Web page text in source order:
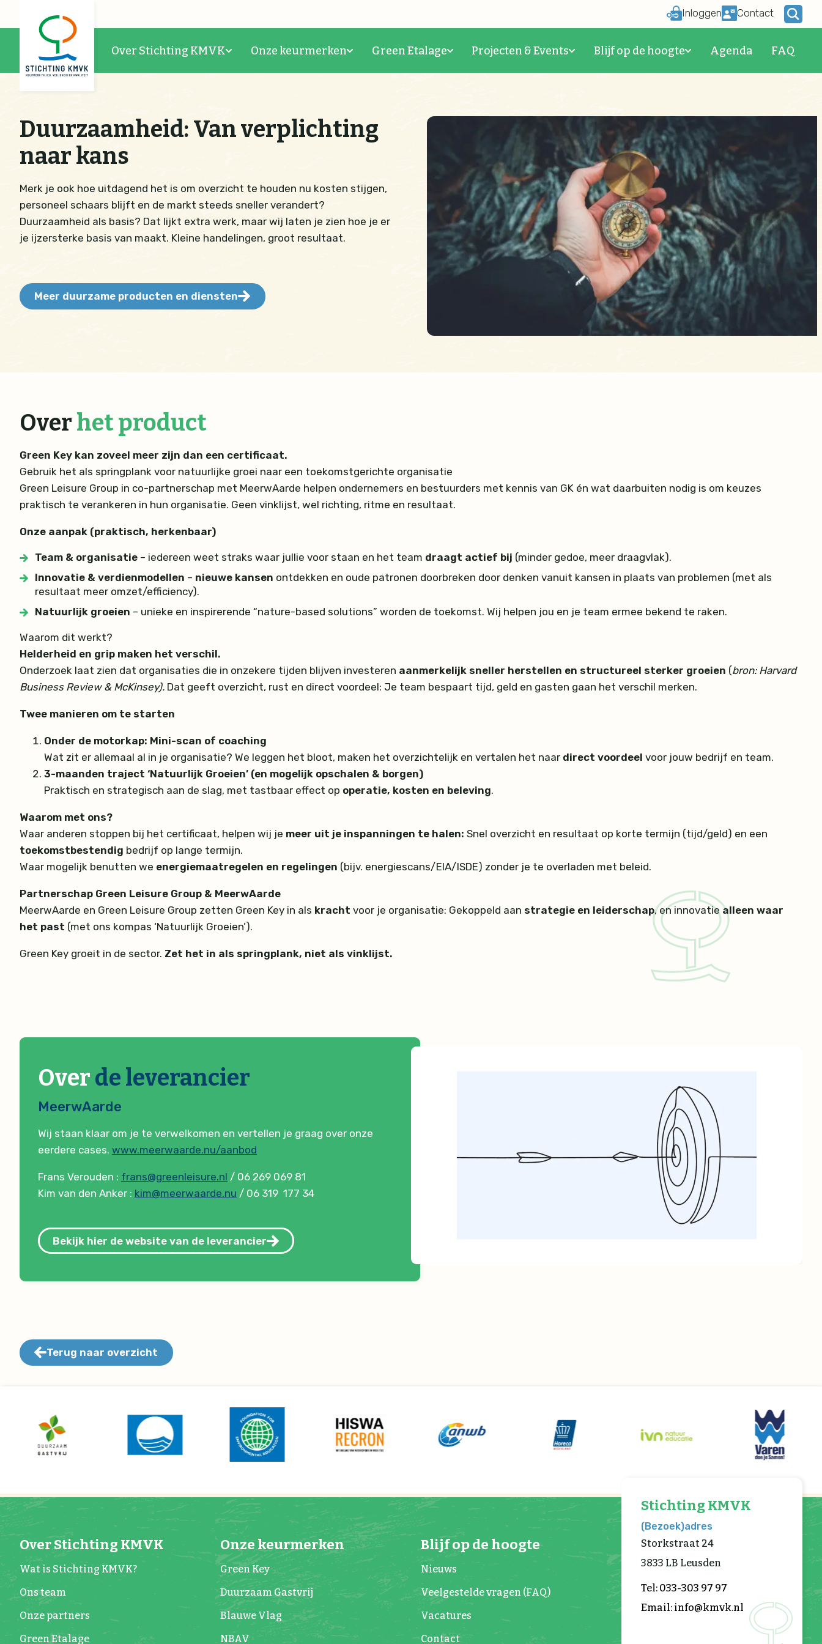
Inloggen Contact
Over Stichting KMVK Onze keurmerken Green Etalage Projecten & Events Blijf op de hoogte Agenda FAQ
Duurzaamheid: Van verplichting
naar kans
Merk je ook hoe uitdagend het is om overzicht te houden nu kosten stijgen,
personeel schaars blijft en de markt steeds sneller verandert?
Duurzaamheid als basis? Dat lijkt extra werk, maar wij laten je zien hoe je er
je ijzersterke basis van maakt. Kleine handelingen, groot resultaat.
Meer duurzame producten en diensten
Over het product
Green Key kan zoveel meer zijn dan een certificaat.
Gebruik het als springplank voor natuurlijke groei naar een toekomstgerichte organisatie
Green Leisure Group in co-partnerschap met MeerwAarde helpen ondernemers en bestuurders met kennis van GK én wat daarbuiten nodig is om keuzes
praktisch te verankeren in hun organisatie. Geen vinklijst, wel richting, ritme en resultaat.
Onze aanpak (praktisch, herkenbaar)
Team & organisatie – iedereen weet straks waar jullie voor staan en het team draagt actief bij (minder gedoe, meer draagvlak).
Innovatie & verdienmodellen – nieuwe kansen ontdekken en oude patronen doorbreken door denken vanuit kansen in plaats van problemen (met als
resultaat meer omzet/efficiency).
Natuurlijk groeien – unieke en inspirerende “nature-based solutions” worden de toekomst. Wij helpen jou en je team ermee bekend te raken.
Waarom dit werkt?
Helderheid en grip maken het verschil.
Onderzoek laat zien dat organisaties die in onzekere tijden blijven investeren aanmerkelijk sneller herstellen en structureel sterker groeien (bron: Harvard
Business Review & McKinsey). Dat geeft overzicht, rust en direct voordeel: Je team bespaart tijd, geld en gasten gaan het verschil merken.
Twee manieren om te starten
Onder de motorkap: Mini-scan of coaching
Wat zit er allemaal al in je organisatie? We leggen het bloot, maken het overzichtelijk en vertalen het naar direct voordeel voor jouw bedrijf en team.
3-maanden traject ‘Natuurlijk Groeien’ (en mogelijk opschalen & borgen)
Praktisch en strategisch aan de slag, met tastbaar effect op operatie, kosten en beleving.
Waarom met ons?
Waar anderen stoppen bij het certificaat, helpen wij je meer uit je inspanningen te halen: Snel overzicht en resultaat op korte termijn (tijd/geld) en een
toekomstbestendig bedrijf op lange termijn.
Waar mogelijk benutten we energiemaatregelen en regelingen (bijv. energiescans/EIA/ISDE) zonder je te overladen met beleid.
Partnerschap Green Leisure Group & MeerwAarde
MeerwAarde en Green Leisure Group zetten Green Key in als kracht voor je organisatie: Gekoppeld aan strategie en leiderschap, en innovatie alleen waar
het past (met ons kompas ‘Natuurlijk Groeien’).
Green Key groeit in de sector. Zet het in als springplank, niet als vinklijst.
Over de leverancier
MeerwAarde
Wij staan klaar om je te verwelkomen en vertellen je graag over onze
eerdere cases. www.meerwaarde.nu/aanbod
Frans Verouden : frans@greenleisure.nl / 06 269 069 81
Kim van den Anker : kim@meerwaarde.nu / 06 319 177 34
Bekijk hier de website van de leverancier
Terug naar overzicht
Over Stichting KMVK
Wat is Stichting KMVK?
Ons team
Onze partners
Green Etalage
Onze keurmerken
Green Key
Duurzaam Gastvrij
Blauwe Vlag
NBAV
Blijf op de hoogte
Nieuws
Veelgestelde vragen (FAQ)
Vacatures
Contact
Stichting KMVK
(Bezoek)adres
Storkstraat 24
3833 LB Leusden
Tel: 033-303 97 97
Email: info@kmvk.nl